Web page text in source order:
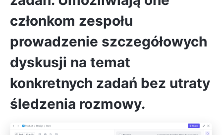
członkom zespołu
prowadzenie szczegółowych
dyskusji na temat
konkretnych zadań bez utraty
śledzenia rozmowy.